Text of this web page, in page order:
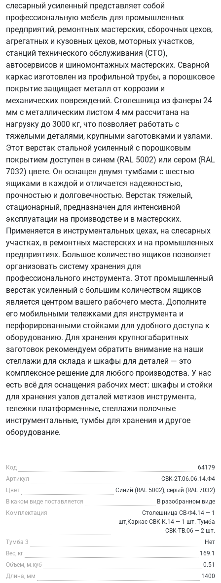
слесарный усиленный представляет собой
профессиональную мебель для промышленных
предприятий, ремонтных мастерских, сборочных цехов,
агрегатных и кузовных цехов, моторных участков,
станций технического обслуживания (СТО),
автосервисов и шиномонтажных мастерских. Сварной
каркас изготовлен из профильной трубы, а порошковое
покрытие защищает металл от коррозии и
механических повреждений. Столешница из фанеры 24
мм с металлическим листом 4 мм рассчитана на
нагрузку до 3000 кг, что позволяет работать с
тяжелыми деталями, крупными заготовками и узлами.
Этот верстак стальной усиленный с порошковым
покрытием доступен в синем (RAL 5002) или сером (RAL
7032) цвете. Он оснащен двумя тумбами с шестью
ящиками в каждой и отличается надежностью,
прочностью и долговечностью. Верстак тяжелый,
стационарный, предназначен для интенсивной
эксплуатации на производстве и в мастерских.
Применяется в инструментальных цехах, на слесарных
участках, в ремонтных мастерских и на промышленных
предприятиях. Большое количество ящиков позволяет
организовать систему хранения для
профессионального инструмента. Этот промышленный
верстак усиленный с большим количеством ящиков
является центром вашего рабочего места. Дополните
его мобильными тележками для инструмента и
перфорированными стойками для удобного доступа к
оборудованию. Для хранения крупногабаритных
заготовок рекомендуем обратить внимание на наши
стеллажи для склада и шкафы для деталей — это
комплексное решение для любого производства. У нас
есть всё для оснащения рабочих мест: шкафы и стойки
для хранения узлов деталей метизов инструмента,
тележки платформенные, стеллажи полочные
инструментальные, тумбы для хранения и другое
оборудование.
Код
64179
Артикул
СВК-2Т.06.06.14.Ф4
Цвет
Синий (RAL 5002), серый (RAL 7032)
В каком виде поставляется
В разобранном виде
Комплектация
Столешница СВ-Ф4.14 — 1
шт,Каркас СВК-К.14 — 1 шт. Тумба
СВК-ТВ.06 — 2 шт.
Тумба 3
Нет
Вес, кг
169.1
Объем, м.куб
0.51
Длина, мм
1400